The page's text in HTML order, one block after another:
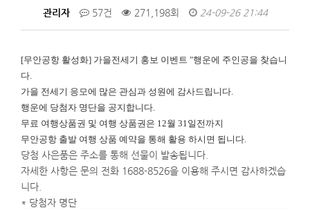
관리자 57건 271,198회 24-09-26 21:44
[무안공항 활성화] 가을전세기 홍보 이벤트 "행운에 주인공을 찾습니
다.
가을 전세기 응모에 많은 관심과 성원에 감사드립니다.
행운에 당첨자 명단을 공지합니다.
무료 여행상품권 및 여행 상품권은 12월 31일전까지
무안공항 출발 여행 상품 예약을 통해 활용 하시면 됩니다.
당첨 사은품은 주소를 통해 선물이 발송됩니다.
자세한 사항은 문의 전화 1688-8526을 이용해 주시면 감사하겠습
니다.
* 당첨자 명단